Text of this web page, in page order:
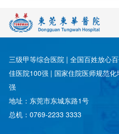
三级甲等综合医院 | 全国百姓放心
佳医院100强 | 国家住院医师规范
强
地址：东莞市东城东路1号
总机：0769-2233 3333